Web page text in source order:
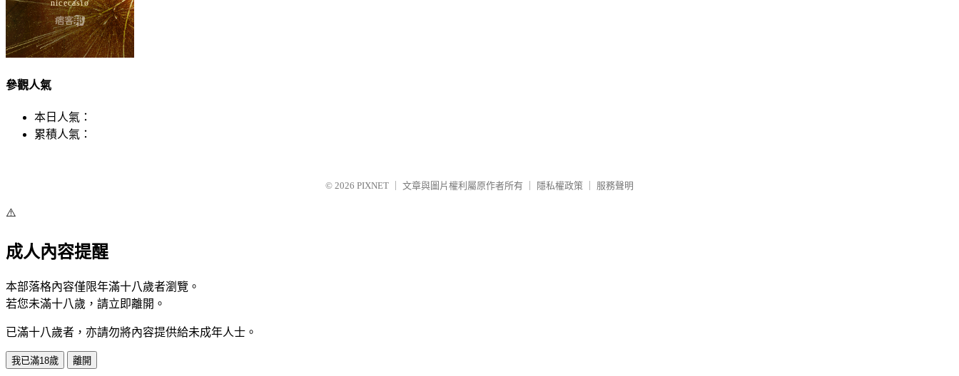
參觀人氣
本日人氣：
累積人氣：
© 2026 PIXNET 文章與圖片權利屬原作者所有 隱私權政策 服務聲明
⚠️
成人內容提醒
本部落格內容僅限年滿十八歲者瀏覽。
若您未滿十八歲，請立即離開。
已滿十八歲者，亦請勿將內容提供給未成年人士。
我已滿18歲 離開